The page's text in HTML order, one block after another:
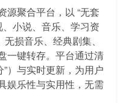
源聚合平台，以 “无套
小说、音乐、学习资
损音乐、经典剧集、
一键转存。平台通过清
”）与实时更新，为用户
娱乐性与实用性，无需